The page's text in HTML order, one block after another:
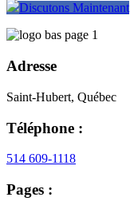
Discutons Maintenant
Adresse
Saint-Hubert, Québec
Téléphone :
514 609-1118
Pages :